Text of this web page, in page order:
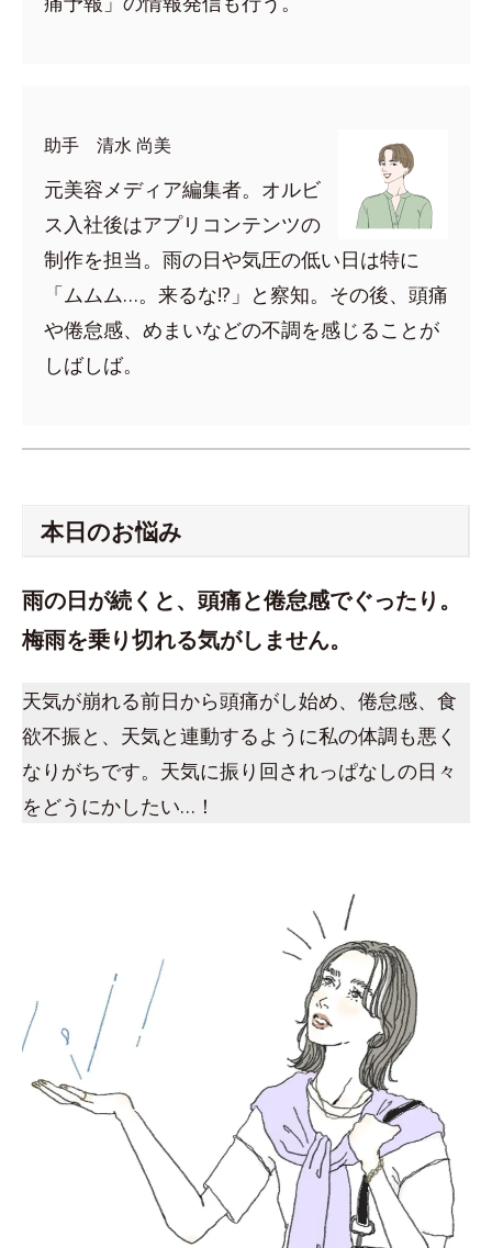
助手 清水 尚美
元美容メディア編集者。オルビ
ス入社後はアプリコンテンツの
制作を担当。雨の日や気圧の低い日は特に
「ムムム…。来るな!?」と察知。その後、頭痛
や倦怠感、めまいなどの不調を感じることが
しばしば。
本日のお悩み
雨の日が続くと、頭痛と倦怠感でぐったり。
梅雨を乗り切れる気がしません。
天気が崩れる前日から頭痛がし始め、倦怠感、食
欲不振と、天気と連動するように私の体調も悪く
なりがちです。天気に振り回されっぱなしの日々
をどうにかしたい…！